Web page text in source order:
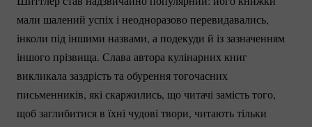
мали шалений успіх і неодноразово перевидавались,
інколи під іншими назвами, а подекуди й із зазначенням
іншого прізвища. Слава автора кулінарних книг
викликала заздрість та обурення тогочасних
письменників, які скаржились, що читачі замість того,
щоб заглибитися в їхні чудові твори, читають тільки